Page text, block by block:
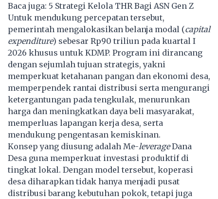
Baca juga: 5 Strategi Kelola THR Bagi ASN Gen Z
Untuk mendukung percepatan tersebut,
pemerintah mengalokasikan belanja modal (capital
expenditure) sebesar Rp90 triliun pada kuartal I
2026 khusus untuk KDMP. Program ini dirancang
dengan sejumlah tujuan strategis, yakni
memperkuat ketahanan pangan dan ekonomi desa,
memperpendek rantai distribusi serta mengurangi
ketergantungan pada tengkulak, menurunkan
harga dan meningkatkan daya beli masyarakat,
memperluas lapangan kerja desa, serta
mendukung pengentasan kemiskinan.
Konsep yang diusung adalah Me-leverageDana
Desa guna memperkuat investasi produktif di
tingkat lokal. Dengan model tersebut, koperasi
desa diharapkan tidak hanya menjadi pusat
distribusi barang kebutuhan pokok, tetapi juga